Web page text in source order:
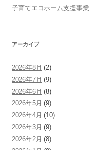
子育てエコホーム支援事業
アーカイブ
2026年8月 (2)
2026年7月 (9)
2026年6月 (8)
2026年5月 (9)
2026年4月 (10)
2026年3月 (9)
2026年2月 (8)